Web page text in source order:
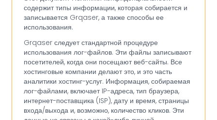
содержит типы информации, которая собирается и
записывается Grqaser, а также способы ее
использования.
Grqaser следует стандартной процедуре
использования лог-файлов. Эти файлы записывают
посетителей, когда они посещают веб-сайты. Все
хостинговые компании делают это, и это часть
аналитики хостинг-услуг. Информация, собираемая
лог-файлами, включает IP-адреса, тип браузера,
интернет-поставщика (ISP), дату и время, страницы
входа/выхода и, возможно, количество кликов. Эти